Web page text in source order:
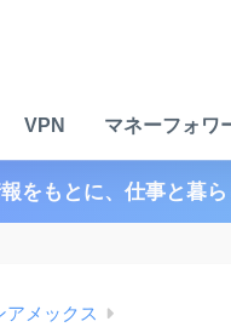
VPN マネーフォワ
をもとに、仕事と暮
アメックス